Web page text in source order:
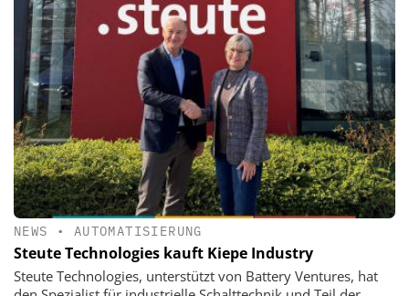
NEWS • AUTOMATISIERUNG
Steute Technologies kauft Kiepe Industry
Steute Technologies, unterstützt von Battery Ventures, hat